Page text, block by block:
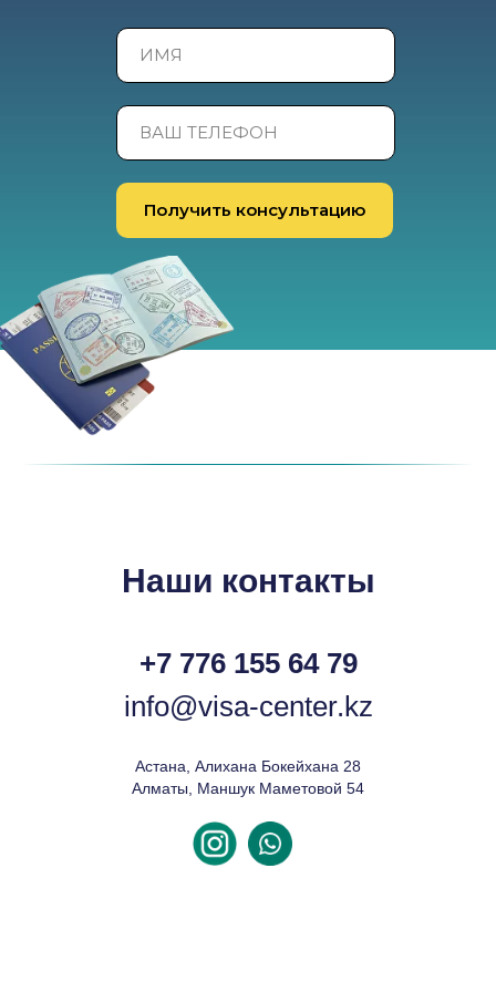
Получить консультацию
Наши контакты
+7 776 155 64 79
info@visa-center.kz
Астана, Алихана Бокейхана 28
Алматы, Маншук Маметовой 54